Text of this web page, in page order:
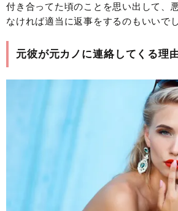
付き合ってた頃のことを思い出して、
なければ適当に返事をするのもいいでし
元彼が元カノに連絡してくる理